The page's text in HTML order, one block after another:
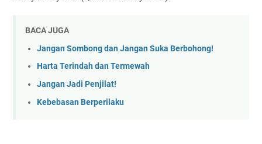
BACA JUGA
Jangan Sombong dan Jangan Suka Berbohong!
Harta Terindah dan Termewah
Jangan Jadi Penjilat!
Kebebasan Berperilaku